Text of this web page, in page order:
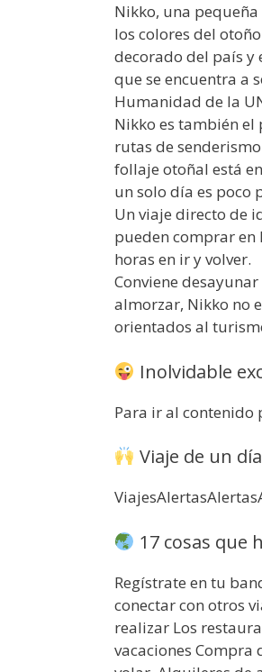
Nikko, una
los colores del
decorado del país y
que se encuentra a
Humanidad de la
Nikko es también
rutas de
follaje otoñal está
un solo día es poco
Un viaje directo de
pueden comprar en
horas en ir y volver.
Conviene
almorzar, Nikko no
orientados al
Inolvidable
Para ir al contenido
Viaje de un
17 cosas que
Regístrate en tu
conectar con otros
realizar Los
vacaciones Compra